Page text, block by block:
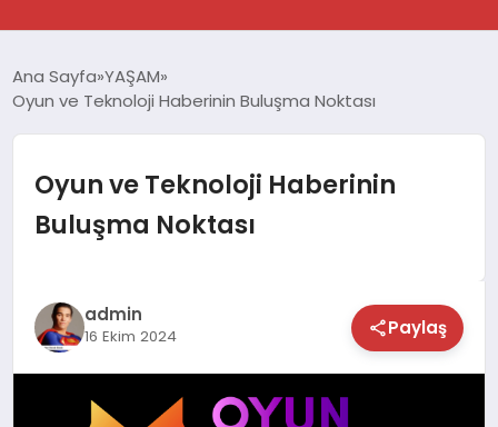
SPOR
DÜNYA
EKONOMİ
TEKNOLOJİ
Ana Sayfa YAŞAM
Oyun ve Teknoloji Haberinin Buluşma Noktası
Oyun ve Teknoloji Haberinin
Buluşma Noktası
admin
16 Ekim 2024 Paylaş